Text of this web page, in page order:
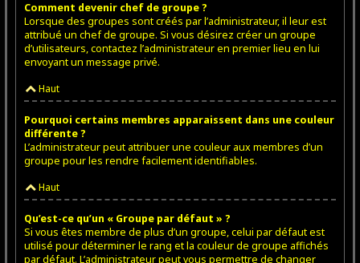
Comment devenir chef de groupe ?
Lorsque des groupes sont créés par l’administrateur, il leur est
attribué un chef de groupe. Si vous désirez créer un groupe
d’utilisateurs, contactez l’administrateur en premier lieu en lui
envoyant un message privé.
Haut
Pourquoi certains membres apparaissent dans une couleur
différente ?
L’administrateur peut attribuer une couleur aux membres d’un
groupe pour les rendre facilement identifiables.
Haut
Qu’est-ce qu’un « Groupe par défaut » ?
Si vous êtes membre de plus d’un groupe, celui par défaut est
utilisé pour déterminer le rang et la couleur de groupe affichés
par défaut. L’administrateur peut vous permettre de changer